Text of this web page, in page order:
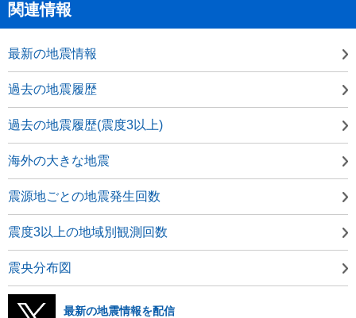
関連情報
最新の地震情報
過去の地震履歴
過去の地震履歴(震度3以上)
海外の大きな地震
震源地ごとの地震発生回数
震度3以上の地域別観測回数
震央分布図
最新の地震情報を配信